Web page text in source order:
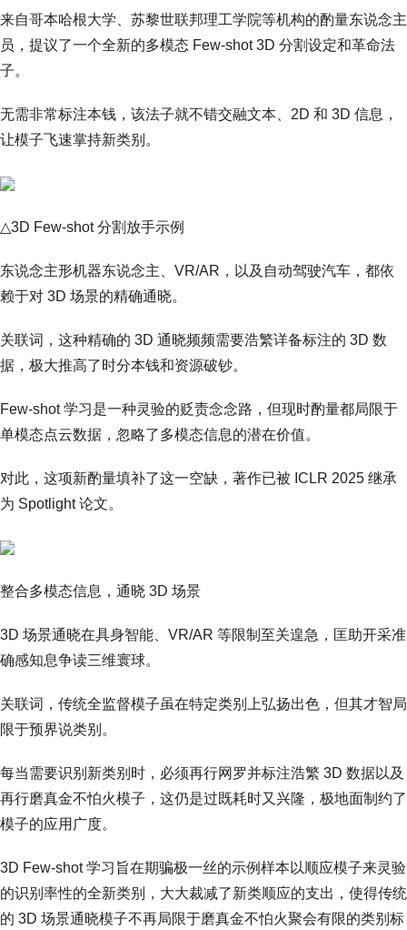
来自哥本哈根大学、苏黎世联邦理工学院等机构的酌量东说念主
员，提议了一个全新的多模态 Few-shot 3D 分割设定和革命法
子。
无需非常标注本钱，该法子就不错交融文本、2D 和 3D 信息，
让模子飞速掌持新类别。
△3D Few-shot 分割放手示例
东说念主形机器东说念主、VR/AR，以及自动驾驶汽车，都依
赖于对 3D 场景的精确通晓。
关联词，这种精确的 3D 通晓频频需要浩繁详备标注的 3D 数
据，极大推高了时分本钱和资源破钞。
Few-shot 学习是一种灵验的贬责念念路，但现时酌量都局限于
单模态点云数据，忽略了多模态信息的潜在价值。
对此，这项新酌量填补了这一空缺，著作已被 ICLR 2025 继承
为 Spotlight 论文。
整合多模态信息，通晓 3D 场景
3D 场景通晓在具身智能、VR/AR 等限制至关遑急，匡助开采准
确感知息争读三维寰球。
关联词，传统全监督模子虽在特定类别上弘扬出色，但其才智局
限于预界说类别。
每当需要识别新类别时，必须再行网罗并标注浩繁 3D 数据以及
再行磨真金不怕火模子，这仍是过既耗时又兴隆，极地面制约了
模子的应用广度。
3D Few-shot 学习旨在期骗极一丝的示例样本以顺应模子来灵验
的识别率性的全新类别，大大裁减了新类顺应的支出，使得传统
的 3D 场景通晓模子不再局限于磨真金不怕火聚会有限的类别标